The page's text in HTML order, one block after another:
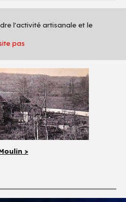
l'activité artisanale et le
pas
>